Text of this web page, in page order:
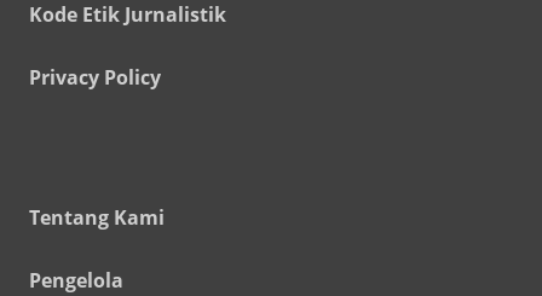
Kode Etik Jurnalistik
Privacy Policy
Tentang Kami
Pengelola